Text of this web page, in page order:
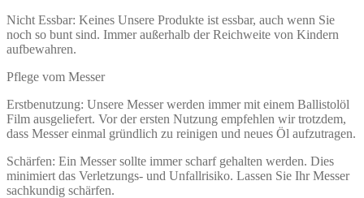
Nicht Essbar: Keines Unsere Produkte ist essbar, auch wenn Sie
noch so bunt sind. Immer außerhalb der Reichweite von Kindern
aufbewahren.
Pflege vom Messer
Erstbenutzung: Unsere Messer werden immer mit einem Ballistolöl
Film ausgeliefert. Vor der ersten Nutzung empfehlen wir trotzdem,
dass Messer einmal gründlich zu reinigen und neues Öl aufzutragen.
Schärfen: Ein Messer sollte immer scharf gehalten werden. Dies
minimiert das Verletzungs- und Unfallrisiko. Lassen Sie Ihr Messer
sachkundig schärfen.